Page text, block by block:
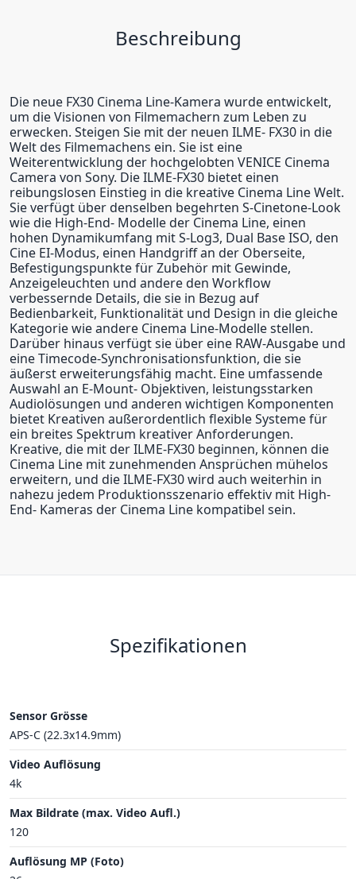
Beschreibung
Die neue FX30 Cinema Line-Kamera wurde entwickelt,
um die Visionen von Filmemachern zum Leben zu
erwecken. Steigen Sie mit der neuen ILME- FX30 in die
Welt des Filmemachens ein. Sie ist eine
Weiterentwicklung der hochgelobten VENICE Cinema
Camera von Sony. Die ILME-FX30 bietet einen
reibungslosen Einstieg in die kreative Cinema Line Welt.
Sie verfügt über denselben begehrten S-Cinetone-Look
wie die High-End- Modelle der Cinema Line, einen
hohen Dynamikumfang mit S-Log3, Dual Base ISO, den
Cine EI-Modus, einen Handgriff an der Oberseite,
Befestigungspunkte für Zubehör mit Gewinde,
Anzeigeleuchten und andere den Workflow
verbessernde Details, die sie in Bezug auf
Bedienbarkeit, Funktionalität und Design in die gleiche
Kategorie wie andere Cinema Line-Modelle stellen.
Darüber hinaus verfügt sie über eine RAW-Ausgabe und
eine Timecode-Synchronisationsfunktion, die sie
äußerst erweiterungsfähig macht. Eine umfassende
Auswahl an E-Mount- Objektiven, leistungsstarken
Audiolösungen und anderen wichtigen Komponenten
bietet Kreativen außerordentlich flexible Systeme für
ein breites Spektrum kreativer Anforderungen.
Kreative, die mit der ILME-FX30 beginnen, können die
Cinema Line mit zunehmenden Ansprüchen mühelos
erweitern, und die ILME-FX30 wird auch weiterhin in
nahezu jedem Produktionsszenario effektiv mit High-
End- Kameras der Cinema Line kompatibel sein.
Spezifikationen
Sensor Grösse
APS-C (22.3x14.9mm)
Video Auflösung
4k
Max Bildrate (max. Video Aufl.)
120
Auflösung MP (Foto)